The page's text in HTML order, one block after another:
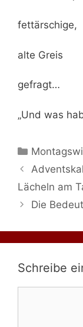
fettärschige,
alte Greis
gefragt…
„Und was
Kategorien
Lächeln am
Die
Schreibe